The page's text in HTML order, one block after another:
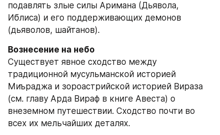
подавлять злые силы Аримана (Дьявола,
Иблиса) и его поддерживающих демонов
(дьяволов, шайтанов).
Вознесение на небо
Существует явное сходство между
традиционной мусульманской историей
Миъраджа и зороастрийской историей Вираза
(см. главу Арда Вираф в книге Авеста) о
внеземном путешествии. Сходство почти во
всех их мельчайших деталях.